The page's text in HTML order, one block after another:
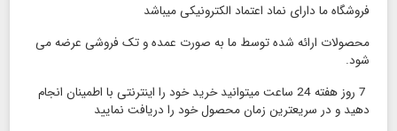
فروشگاه ما دارای نماد اعتماد الكترونیكی میباشد
محصولات ارائه شده توسط ما به صورت عمده و تک فروشی عرضه می
شود.
7 روز هفته 24 ساعت میتوانید خرید خود را اینترنتی با اطمینان انجام
دهید و در سریعترین زمان محصول خود را دریافت نمایید